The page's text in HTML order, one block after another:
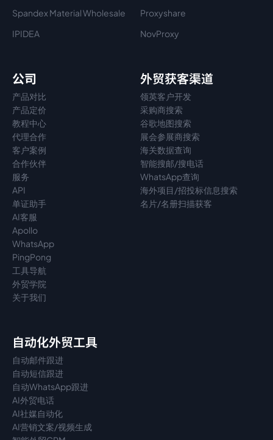
Spandex Material Wholesale​
Proxyshare
IPIDEA
NovProxy
公司
产品对比
产品定价
教程中心
代理合作
客户案例
合作伙伴
服务
API
单证助手
AI客服
Apollo
WhatsApp
PingPong
工具导航
外贸学院
关于我们
外贸获客渠道
领英客户开发
采购商搜索
谷歌地图搜索
展会参展商搜索
海关数据查询
智能搜邮/搜电话
WhatsApp查询
海外项目/招投标信息搜索
名片/名册扫描获客
自动化外贸工具
自动邮件跟进
自动短信跟进
自动WhatsApp跟进
AI外贸电话
AI社媒自动化
AI营销文案/视频生成